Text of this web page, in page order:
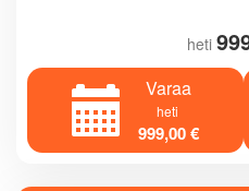
heti
Varaa
heti
999,00 €